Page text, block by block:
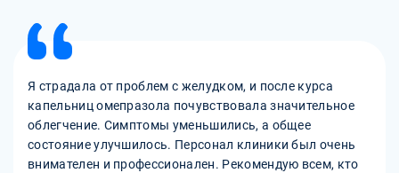
Я страдала от проблем с желудком, и после курса
капельниц омепразола почувствовала значительное
облегчение. Симптомы уменьшились, а общее
состояние улучшилось. Персонал клиники был очень
внимателен и профессионален. Рекомендую всем, кто